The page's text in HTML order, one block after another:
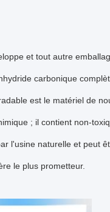
et tout autre
carbonique
est le matériel de
; il contient non-
l'usine naturelle et peut
le plus prometteur.